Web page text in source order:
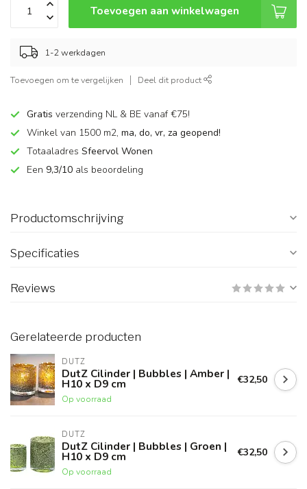
Toevoegen aan winkelwagen
1-2 werkdagen
Toevoegen om te vergelijken Deel dit product
Gratis verzending NL & BE vanaf €75!
Winkel van 1500 m2, ma, do, vr, za geopend!
Totaaladres Sfeervol Wonen
Een 9,3/10 als beoordeling
Productomschrijving
Specificaties
Reviews
Gerelateerde producten
DUTZ
DutZ Cilinder | Bubbles | Amber |
H10 x D9 cm
Op voorraad
€32,50
DUTZ
DutZ Cilinder | Bubbles | Groen |
H10 x D9 cm
Op voorraad
€32,50